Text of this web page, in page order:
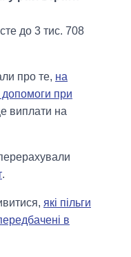
до 3 тис. 708
про те, на
допомоги при
виплати на
.
які пільги
в